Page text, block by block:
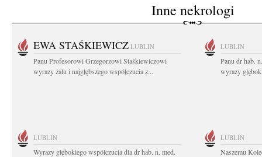
Inne nekrologi
EWA STAŚKIEWICZ LUBLIN
Panu Profesorowi Grzegorzowi Staśkiewiczowi
wyrazy żalu i najgłębszego współczucia z...
LUBLIN
Panu dr hab.
wyrazy
LUBLIN
Wyrazy głębokiego współczucia dla dr hab. n. med.
LUBLIN
Naszemu